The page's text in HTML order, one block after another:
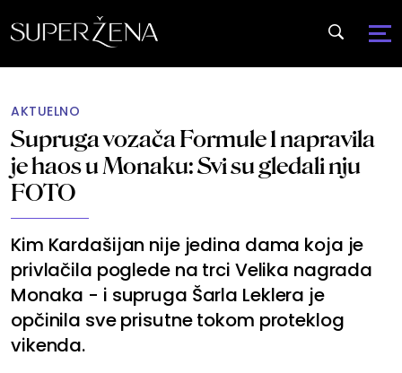
AKTUELNO
Supruga vozača Formule 1 napravila
je haos u Monaku: Svi su gledali nju
FOTO
Kim Kardašijan nije jedina dama koja je
privlačila poglede na trci Velika nagrada
Monaka - i supruga Šarla Leklera je
opčinila sve prisutne tokom proteklog
vikenda.